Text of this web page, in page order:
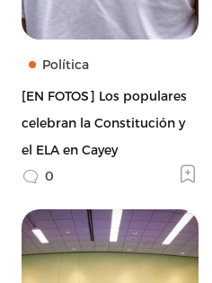
Política
[EN FOTOS] Los populares
celebran la Constitución y
el ELA en Cayey
0